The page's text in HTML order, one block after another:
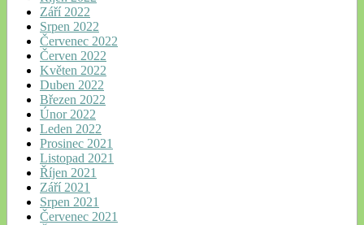
Září 2022
Srpen 2022
Červenec 2022
Červen 2022
Květen 2022
Duben 2022
Březen 2022
Únor 2022
Leden 2022
Prosinec 2021
Listopad 2021
Říjen 2021
Září 2021
Srpen 2021
Červenec 2021